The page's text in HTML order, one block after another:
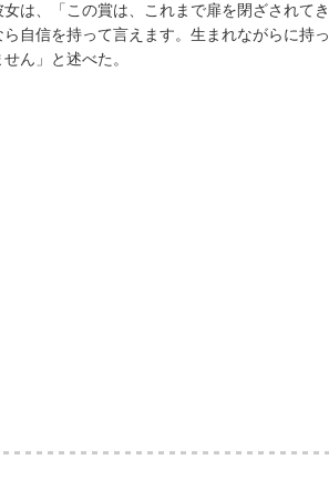
は、「この賞は、これまで扉を閉ざされてき
自信を持って言えます。生まれながらに持っ
ん」と述べた。